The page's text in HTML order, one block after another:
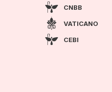
CNBB
VATICANO
CEBI